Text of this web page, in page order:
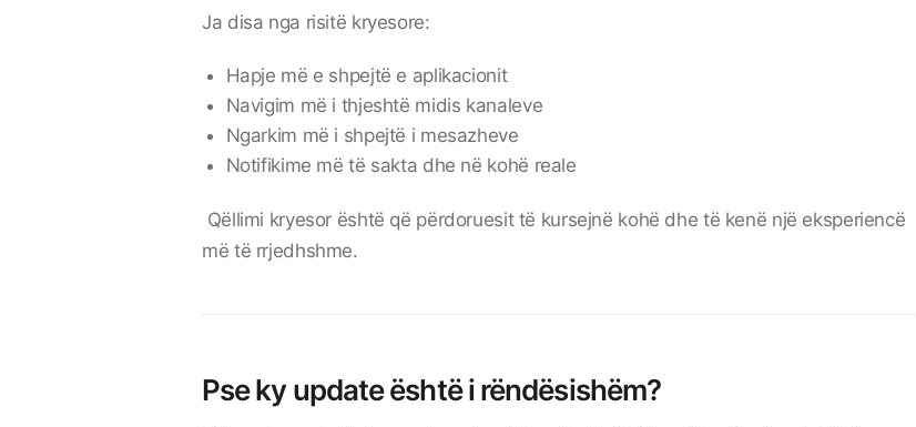
Ja disa nga risitë kryesore:
Hapje më e shpejtë e aplikacionit
Navigim më i thjeshtë midis kanaleve
Ngarkim më i shpejtë i mesazheve
Notifikime më të sakta dhe në kohë reale
Qëllimi kryesor është që përdoruesit të kursejnë kohë dhe të kenë një eksperiencë
më të rrjedhshme.
Pse ky update është i rëndësishëm?